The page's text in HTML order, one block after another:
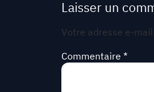
Laisser un
Votre adresse e-
Commentaire *